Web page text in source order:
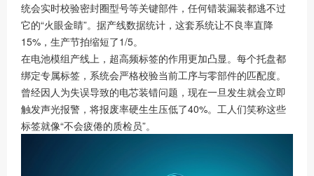
统会实时校验密封圈型号等关键部件，任何错装漏装都逃不过
它的“火眼金睛”。据产线数据统计，这套系统让不良率直降
15%，生产节拍缩短了1/5。
在电池模组产线上，超高频标签的作用更加凸显。每个托盘都
绑定专属标签，系统会严格校验当前工序与零部件的匹配度。
曾经因人为失误导致的电芯装错问题，现在一旦发生就会立即
触发声光报警，将报废率硬生生压低了40%。工人们笑称这些
标签就像“不会疲倦的质检员”。